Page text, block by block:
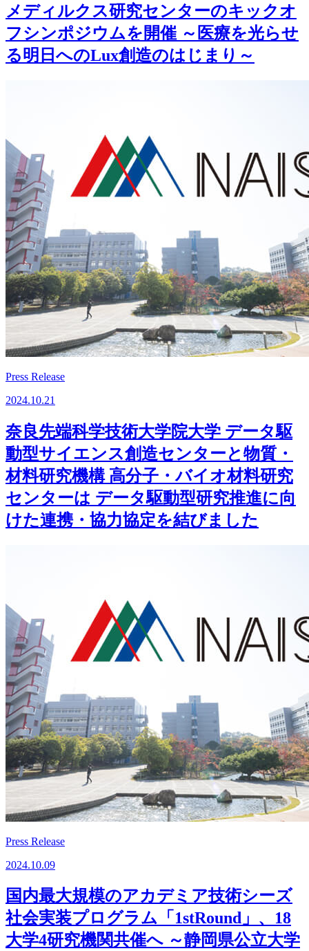
メディルクス研究センターのキックオ
フシンポジウムを開催 ～医療を光らせ
る明日へのLux創造のはじまり～
Press Release
2024.10.21
奈良先端科学技術大学院大学 データ駆
動型サイエンス創造センターと物質・
材料研究機構 高分子・バイオ材料研究
センターは データ駆動型研究推進に向
けた連携・協力協定を結びました
Press Release
2024.10.09
国内最大規模のアカデミア技術シーズ
社会実装プログラム「1stRound」、18
大学4研究機関共催へ ～静岡県公立大学